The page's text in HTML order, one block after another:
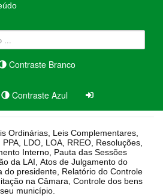
Contraste Branco
Contraste Azul
Leis Complementares,
LOA, RREO, Resoluções,
Interno, Pauta das Sessões
da LAI, Atos de Julgamento do
de seu município.